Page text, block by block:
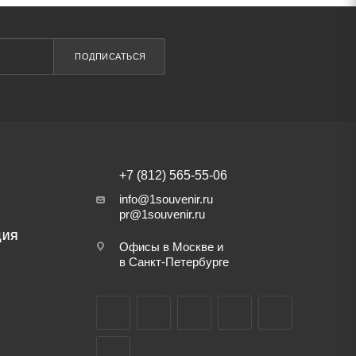
ПОДПИСАТЬСЯ
+7 (812) 565-55-06
info@1souvenir.ru
pr@1souvenir.ru
Офисы в Москве и
в Санкт-Петербурге